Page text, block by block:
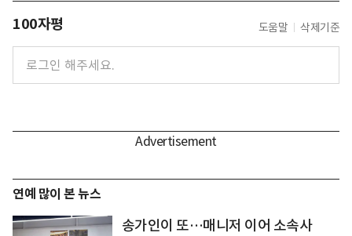
100자평 도움말 삭제기준
연예 많이 본 뉴스
송가인이 또…매니저 이어 소속사